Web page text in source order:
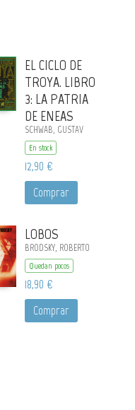
EL CICLO DE
TROYA. LIBRO
3: LA PATRIA
DE ENEAS
SCHWAB, GUSTAV
En stock
12,90 €
Comprar
LOBOS
BRODSKY, ROBERTO
Quedan pocos
18,90 €
Comprar